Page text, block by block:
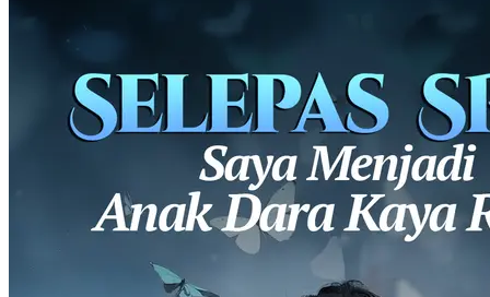
Menjadi Pahlawan Muda